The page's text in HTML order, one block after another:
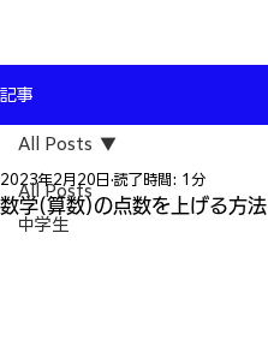
記事
All Posts
中学生
All Posts
数学(算数)の点数を上げる方法
2023年2月20日 読了時間: 1分